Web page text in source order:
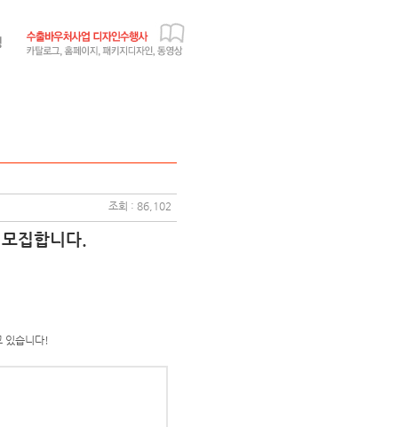
조회 : 86,102
집합니다.
있습니다!